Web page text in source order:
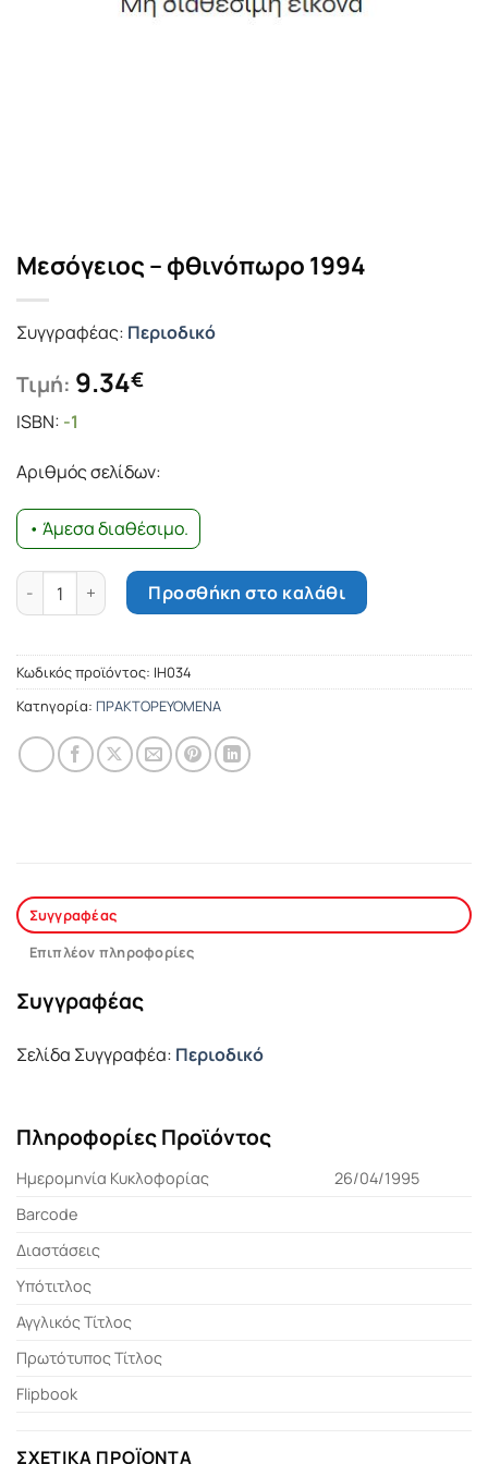
Μεσόγειος – φθινόπωρο 1994
Συγγραφέας: Περιοδικό
Τιμή: 9.34€
ISBN: -1
Αριθμός σελίδων:
• Άμεσα διαθέσιμο.
Μεσόγειος - φθινόπωρο 1994 ποσότητα
Προσθήκη στο καλάθι
Κωδικός προϊόντος: ΙΗ034
Κατηγορία: ΠΡΑΚΤΟΡΕΥΟΜΕΝΑ
Συγγραφέας
Επιπλέον πληροφορίες
Συγγραφέας
Σελίδα Συγγραφέα: Περιοδικό
Πληροφορίες Προϊόντος
Ημερομηνία Κυκλοφορίας
26/04/1995
Barcode
Διαστάσεις
Υπότιτλος
Αγγλικός Τίτλος
Πρωτότυπος Τίτλος
Flipbook
ΣΧΕΤΙΚΆ ΠΡΟΪΌΝΤΑ